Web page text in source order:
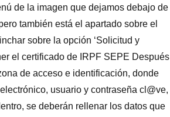
de la imagen que dejamos debajo de
también está el apartado sobre el
sobre la opción ‘Solicitud y
el certificado de IRPF SEPE Después
de acceso e identificación, donde
usuario y contraseña cl@ve,
se deberán rellenar los datos que